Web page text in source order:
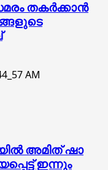
തകര്‍ക്കാന്‍
അമിത് ഷാ
ഇന്നും